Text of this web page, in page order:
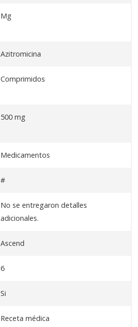
Mg
Azitromicina
Comprimidos
500 mg
Medicamentos
#
No se entregaron detalles
adicionales.
Ascend
6
Si
Receta médica